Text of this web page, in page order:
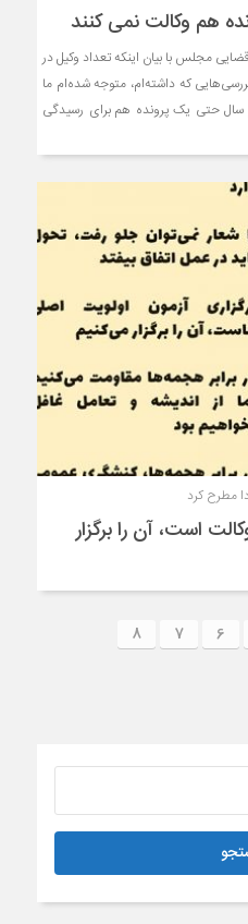
هم وکالت نمی کنند
مجلس با بیان اینکه تعداد وکیل در
که داشته‌ام، متوجه شده‌ام ما
سال حتی یک پرونده هم برای رسیدگی
مطرح کرد
است، آن را برگزار
6
7
8